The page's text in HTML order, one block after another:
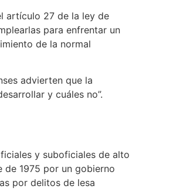
artículo 27 de la ley de
para enfrentar un
de la normal
advierten que la
y cuáles no”.
y suboficiales de alto
1975 por un gobierno
por delitos de lesa